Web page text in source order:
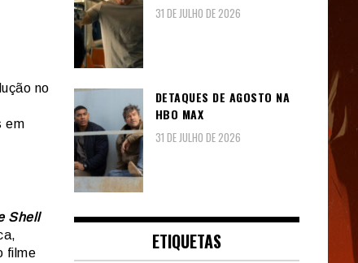
no
em
Shell
filme
31 DE JULHO DE 2026
DETAQUES DE AGOSTO NA
HBO MAX
31 DE JULHO DE 2026
ETIQUETAS